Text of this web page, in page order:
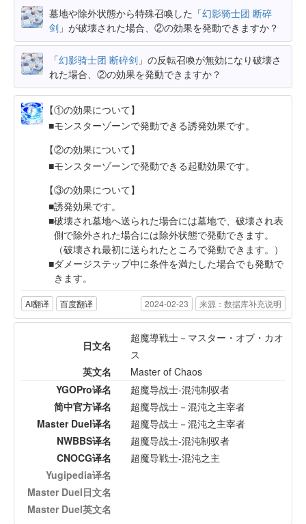
墓地や除外状態から特殊召喚した「幻影骑士团 断碎
剑 」が破壊された場合、②の効果を発動できますか？
「幻影骑士团 断碎剑 」の反転召喚が無効になり破壊さ
れた場合、②の効果を発動できますか？
【①の効果について】
モンスターゾーンで発動できる誘発効果です。
【②の効果について】
モンスターゾーンで発動できる起動効果です。
【③の効果について】
誘発効果です。
破壊され墓地へ送られた場合には墓地で、破壊され表
側で除外された場合には除外状態で発動できます。
（破壊され最初に送られたところで発動できます。）
ダメージステップ中に条件を満たした場合でも発動で
きます。
AI翻译 百度翻译 2024-02-23 来源：数据库补充说明
日文名
超魔導戦士－マスター・オブ・カオ
ス
英文名
Master of Chaos
YGOPro译名
超魔导战士-混沌制驭者
简中官方译名
超魔导战士－混沌之主宰者
Master Duel译名
超魔导战士－混沌之主宰者
NWBBS译名
超魔导战士-混沌制驭者
CNOCG译名
超魔导戦士-混沌之主
Yugipedia译名
Master Duel日文名
Master Duel英文名